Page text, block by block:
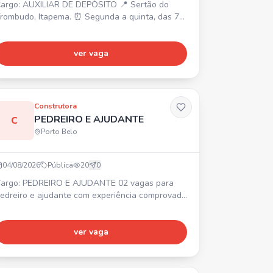
AUXILIAR DE DEPÓSITO 📍 Sertão do
Itapema. ⏰ Segunda a quinta, das 7h
Salário R$ 2.500 + R$ 520 de alimentação. 🎁
Odontológico. Requisitos: Vaga masculina,
experiência. Contratação CLT.
ver vaga
C
Construtora
PEDREIRO E AJUDANTE
Porto Belo
04/08/2026 Pública 20 0
PEDREIRO E AJUDANTE 02 vagas para
e ajudante com experiência comprovada
pavimento. Contratação imediata com carteira
Interessados, entrar em contato via
ver vaga